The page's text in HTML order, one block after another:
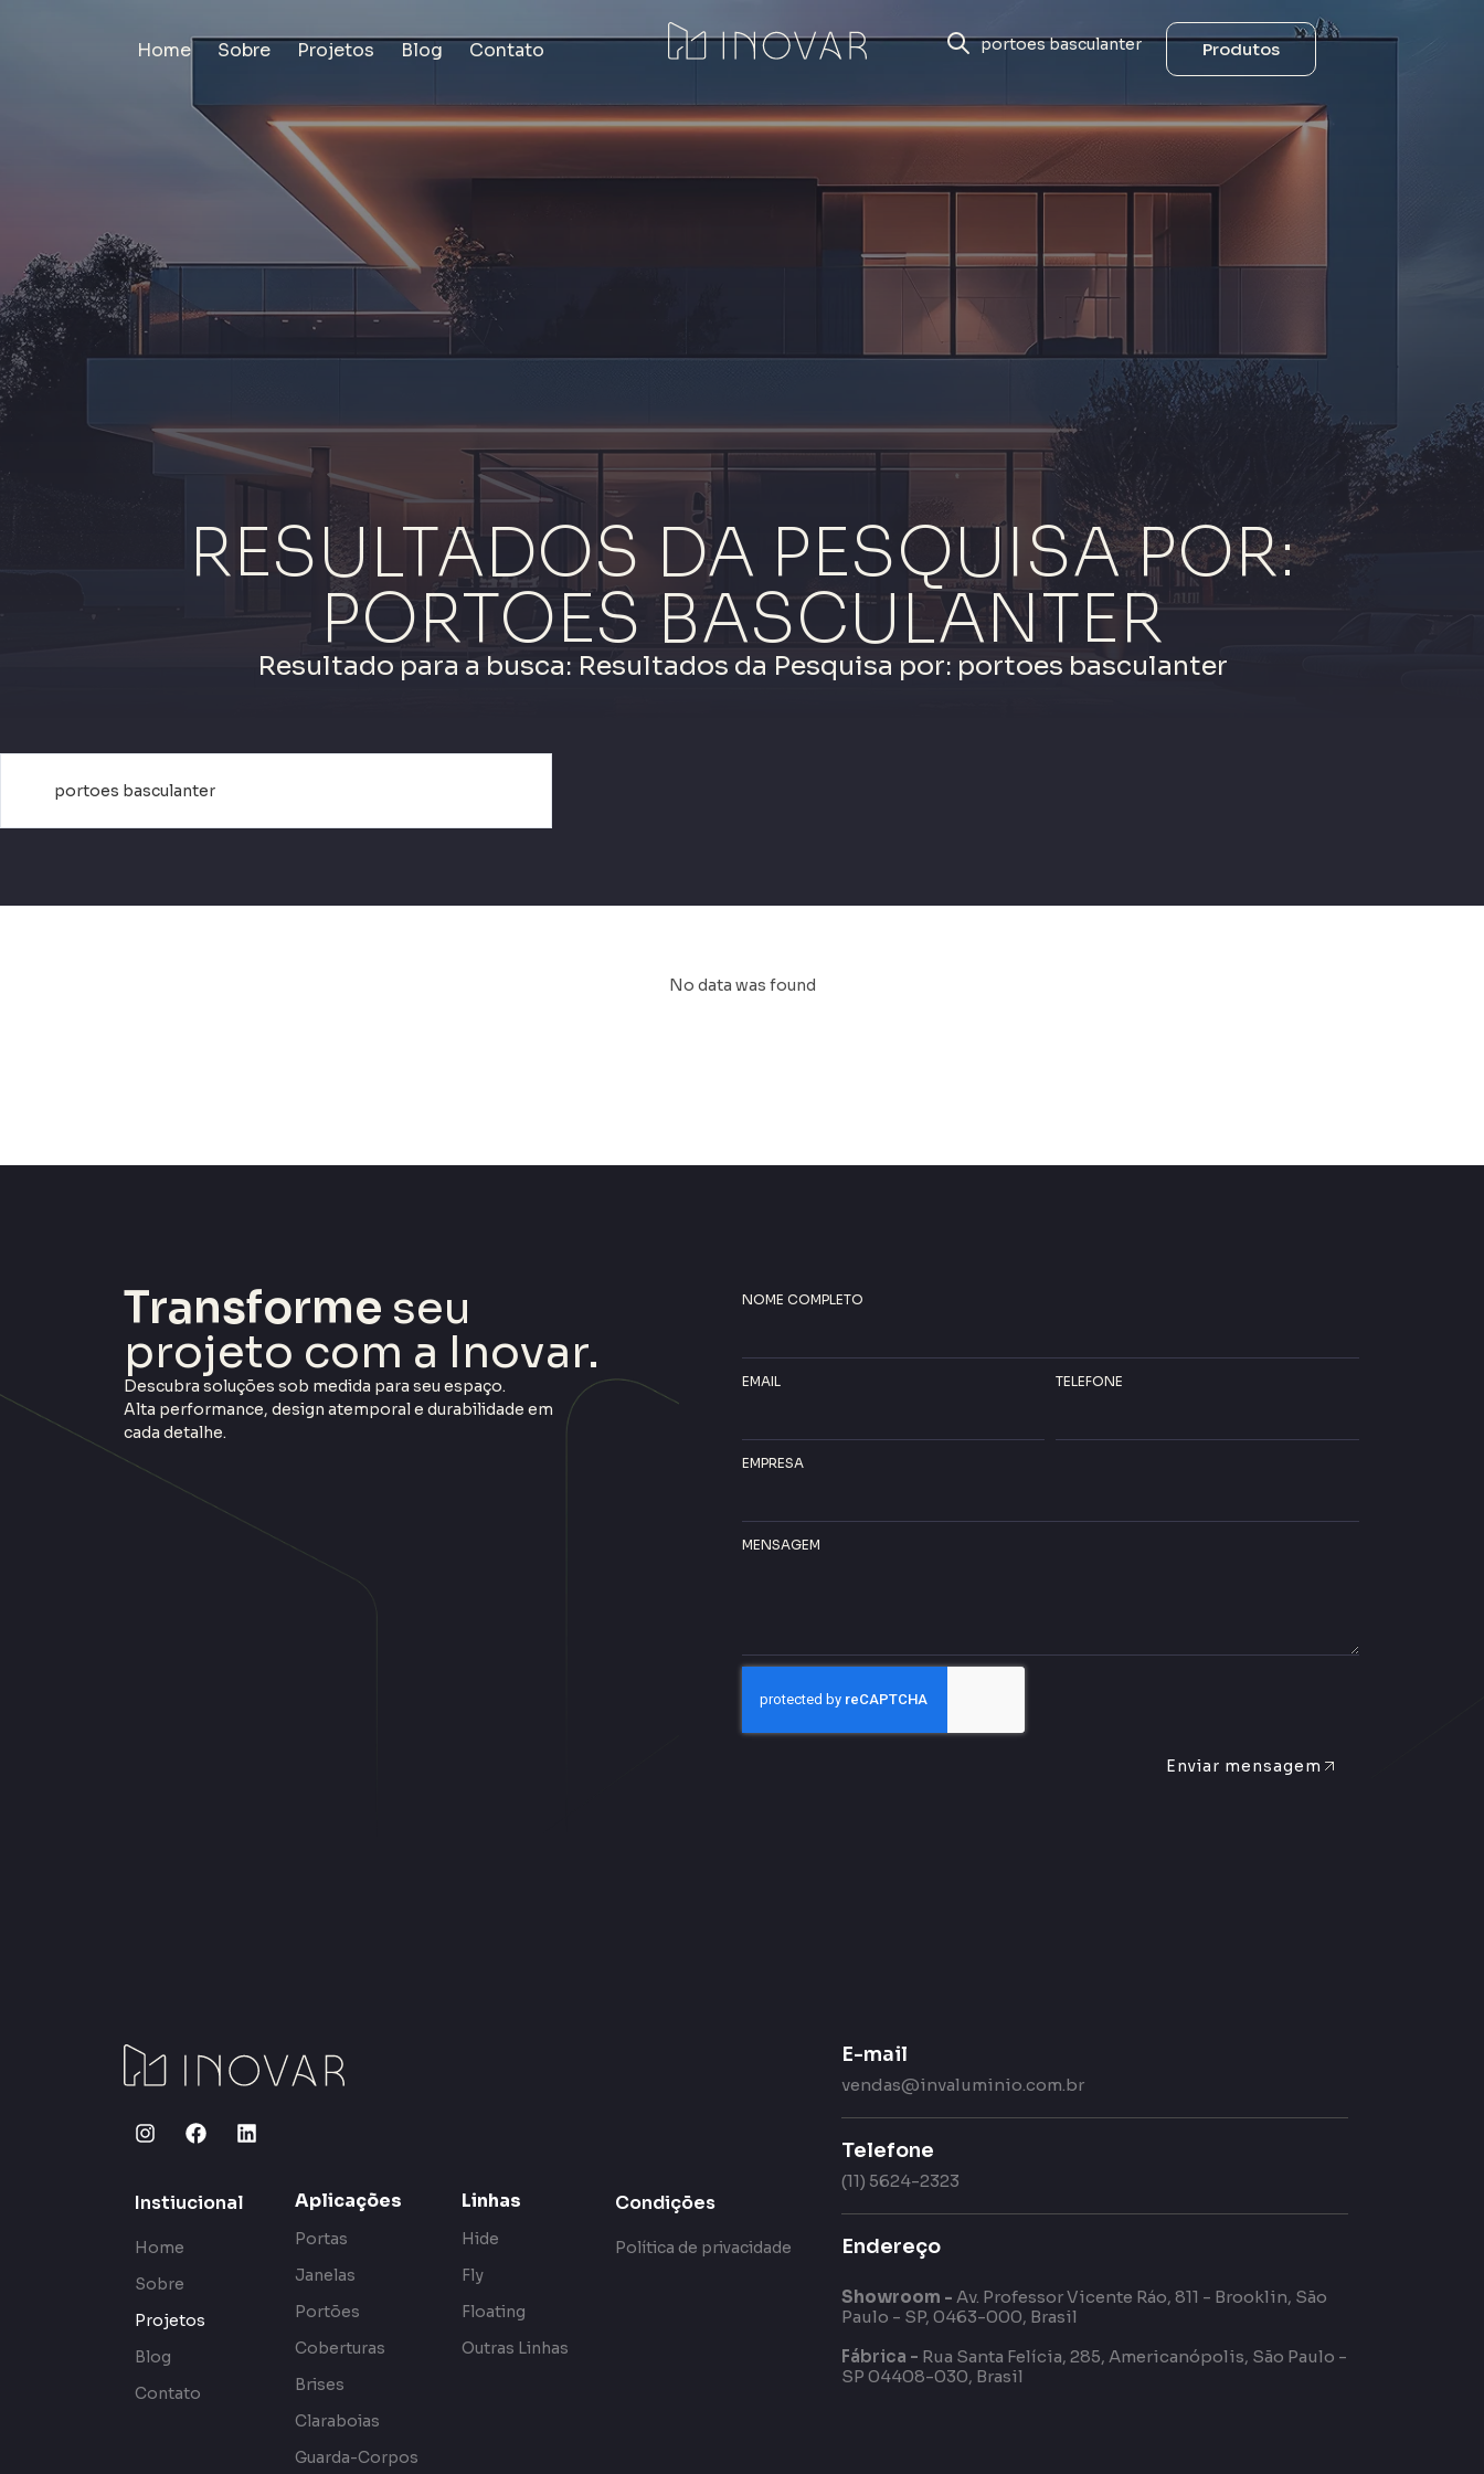
Home Sobre Projetos Blog Contato Produtos
RESULTADOS DA PESQUISA POR:
PORTOES BASCULANTER
Resultado para a busca: Resultados da Pesquisa por: portoes basculanter
No data was found
Transforme seu
projeto com a Inovar.
Descubra soluções sob medida para seu espaço.
Alta performance, design atemporal e durabilidade em
cada detalhe.
NOME COMPLETO
EMAIL TELEFONE
EMPRESA
MENSAGEM
Enviar mensagem
Instiucional
Home
Sobre
Projetos
Blog
Contato
Aplicações
Portas
Janelas
Portões
Coberturas
Brises
Claraboias
Guarda-Corpos
Linhas
Hide
Fly
Floating
Outras Linhas
Condições
Política de privacidade
E-mail
vendas@invaluminio.com.br
Telefone
(11) 5624-2323
Endereço
Showroom - Av. Professor Vicente Ráo, 811 - Brooklin, São
Paulo - SP, 0463-000, Brasil
Fábrica - Rua Santa Felícia, 285, Americanópolis, São Paulo -
SP 04408-030, Brasil